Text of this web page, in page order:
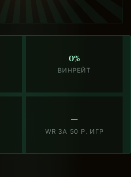
0%
ВИНРЕЙТ
—
WR ЗА 50 Р. ИГР